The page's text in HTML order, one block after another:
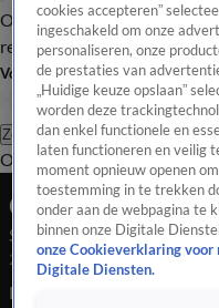
Overzicht Laatste nieuws
redactie
Volg Hart van Nederland
Zoeken
OverzichtRegio
Ochtend Editie
Seizoen 2025, aflevering
26 sep 2025, 07:00
Bekijk aflevering 4189 van
cookies accepteren”
ingeschakeld om onze
personaliseren, onze
de prestaties van
„Huidige keuze opslaan”
worden deze
dan enkel functionele en
laten functioneren en veilig
moment opnieuw openen
toestemming in te trekken
onder aan de webpagina te
binnen onze Digitale
onze Cookieverklaring
Digitale Diensten.